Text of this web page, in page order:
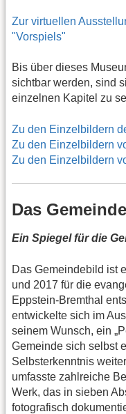
Zur virtuellen
"Vorspiels"
Bis über dieses
sichtbar werden, sind
einzelnen Kapitel zu
Zu den Einzelbildern
Zu den Einzelbildern
Zu den Einzelbildern
Das
Ein Spiegel für die
Das Gemeindebild ist
und 2017 für die
Eppstein-Bremthal
entwickelte sich im
seinem Wunsch, ein
Gemeinde sich selbst
Selbsterkenntnis
umfasste zahlreiche
Werk, das in sieben
fotografisch